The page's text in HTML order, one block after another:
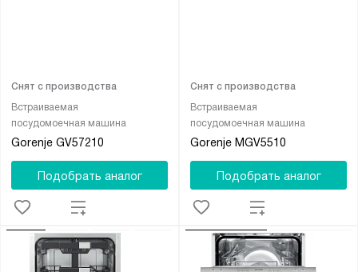
Встраиваемая
посудомоечная машина
Gorenje GV57210
Снят с производства
Подобрать аналог
Встраиваемая
посудомоечная машина
Gorenje MGV5510
Снят с производства
Подобрать аналог